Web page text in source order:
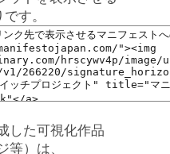
す。
した可視化作品
等）は、